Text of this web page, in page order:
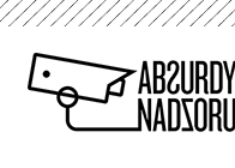
treści